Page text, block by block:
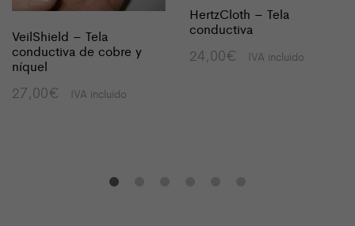
VeilShield – Tela
conductiva de cobre y
níquel
27,00€ IVA incluido
HertzCloth – Tela
conductiva
24,00€ IVA incluido